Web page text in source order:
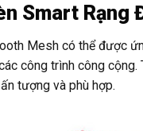
Smart Rạng
Mesh có thể được
công trình công
tượng và phù hợp.